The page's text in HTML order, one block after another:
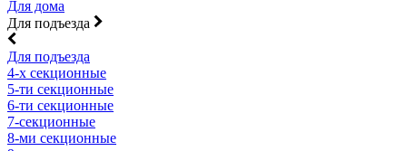
Для дома
Для подъезда
Для подъезда
4-х секционные
5-ти секционные
6-ти секционные
7-секционные
8-ми секционные